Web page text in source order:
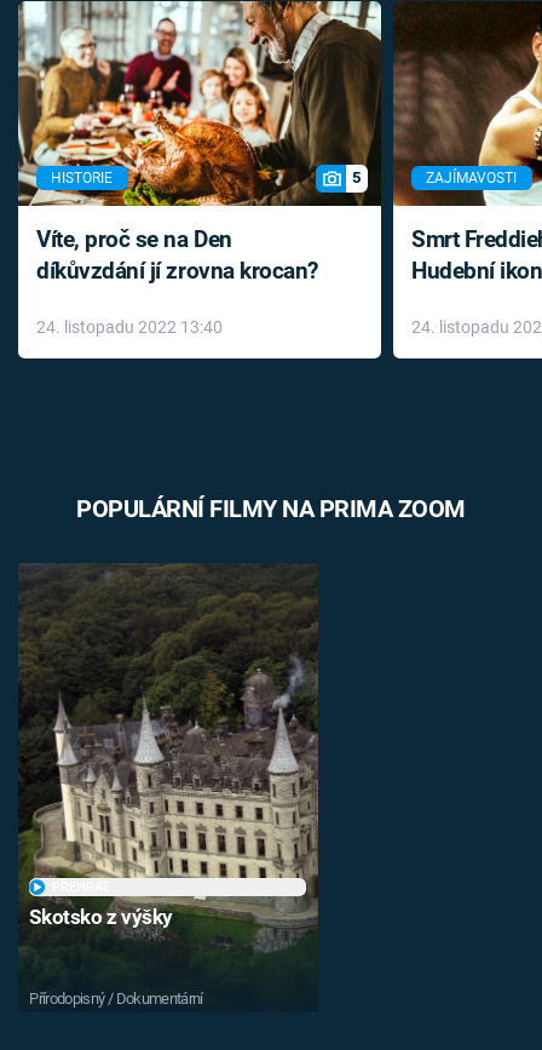
HISTORIE 5
Víte, proč se na Den
díkůvzdání jí zrovna krocan?
24. listopadu 2022 13:40
ZAJÍMAVOSTI
Smrt
Hudební
léky
24. listopadu
POPULÁRNÍ FILMY NA PRIMA ZOOM
Skotsko z výšky
Přírodopisný / Dokumentární